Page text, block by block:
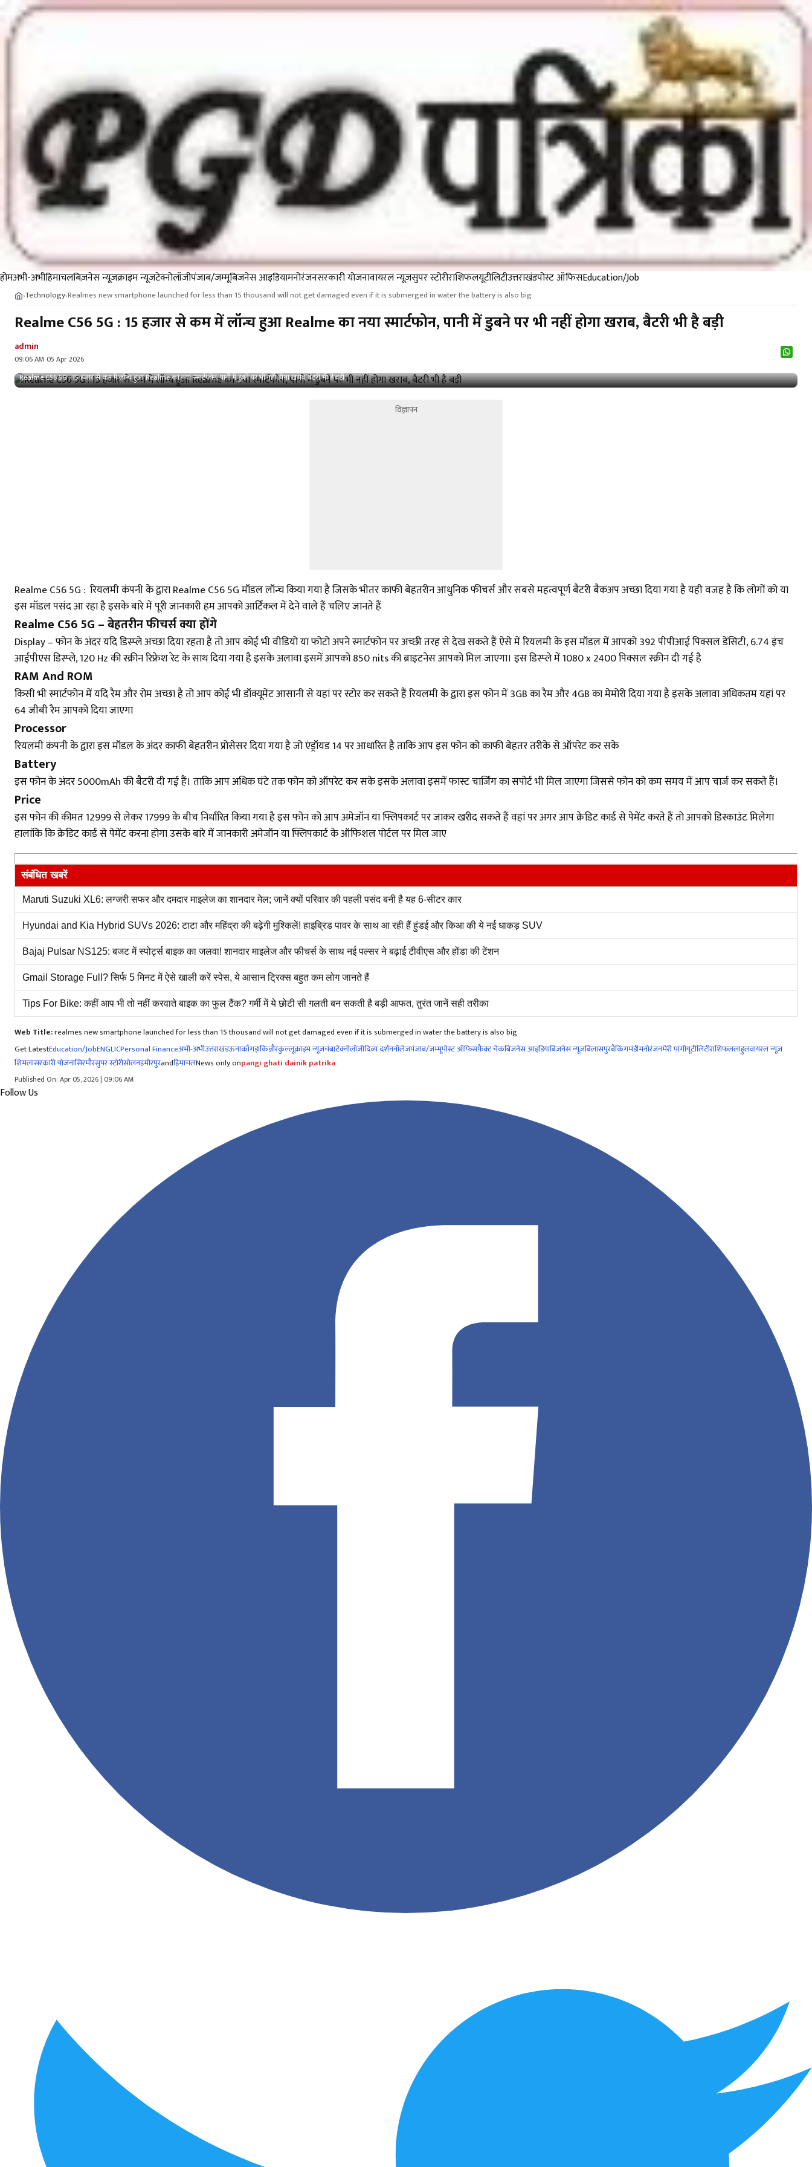
होमअभी-अभीहिमाचलबिज़नेस न्यूज़क्राइम न्यूजटेक्नोलॉजीपंजाब/जम्मूबिजनेस आइडियामनोरंजनसरकारी योजनावायरल न्यूज़सुपर स्टोरीराशिफलयूटीलिटीउत्तराखंडपोस्ट ऑफिसEducation/Job
›Technology›Realmes new smartphone launched for less than 15 thousand will not get damaged even if it is submerged in water the battery is also big
Realme C56 5G : 15 हजार से कम में लॉन्च हुआ Realme का नया स्मार्टफोन, पानी में डुबने पर भी नहीं होगा खराब, बैटरी भी है बड़ी
admin
09:06 AM 05 Apr 2026
Realme C56 5G : 15 हजार से कम में लॉन्च हुआ Realme का नया स्मार्टफोन, पानी में डुबने पर भी नहीं होगा खराब, बैटरी भी है बड़ी
विज्ञापन
Realme C56 5G : रियलमी कंपनी के द्वारा Realme C56 5G मॉडल लॉन्च किया गया है जिसके भीतर काफी बेहतरीन आधुनिक फीचर्स और सबसे महत्वपूर्ण बैटरी बैकअप अच्छा दिया गया है यही वजह है कि लोगों को या
इस मॉडल पसंद आ रहा है इसके बारे में पूरी जानकारी हम आपको आर्टिकल में देने वाले हैं चलिए जानते हैं
Realme C56 5G – बेहतरीन फीचर्स क्या होंगे
Display – फोन के अंदर यदि डिस्प्ले अच्छा दिया रहता है तो आप कोई भी वीडियो या फोटो अपने स्मार्टफोन पर अच्छी तरह से देख सकते हैं ऐसे में रियलमी के इस मॉडल में आपको 392 पीपीआई पिक्सल डेंसिटी, 6.74 इंच
आईपीएस डिस्प्ले, 120 Hz की स्क्रीन रिफ्रेश रेट के साथ दिया गया है इसके अलावा इसमें आपको 850 nits की ब्राइटनेस आपको मिल जाएगा। इस डिस्प्ले में 1080 x 2400 पिक्सल स्क्रीन दी गई है
RAM And ROM
किसी भी स्मार्टफोन में यदि रैम और रोम अच्छा है तो आप कोई भी डॉक्यूमेंट आसानी से यहां पर स्टोर कर सकते हैं रियलमी के द्वारा इस फोन में 3GB का रैम और 4GB का मेमोरी दिया गया है इसके अलावा अधिकतम यहां पर
64 जीबी रैम आपको दिया जाएगा
Processor
रियलमी कंपनी के द्वारा इस मॉडल के अंदर काफी बेहतरीन प्रोसेसर दिया गया है जो एंड्रॉयड 14 पर आधारित है ताकि आप इस फोन को काफी बेहतर तरीके से ऑपरेट कर सके
Battery
इस फोन के अंदर 5000mAh की बैटरी दी गई हैं। ताकि आप अधिक घंटे तक फोन को ऑपरेट कर सके इसके अलावा इसमें फास्ट चार्जिंग का सपोर्ट भी मिल जाएगा जिससे फोन को कम समय में आप चार्ज कर सकते हैं।
Price
इस फोन की कीमत 12999 से लेकर 17999 के बीच निर्धारित किया गया है इस फोन को आप अमेजॉन या फ्लिपकार्ट पर जाकर खरीद सकते हैं वहां पर अगर आप क्रेडिट कार्ड से पेमेंट करते हैं तो आपको डिस्काउंट मिलेगा
हालांकि कि क्रेडिट कार्ड से पेमेंट करना होगा उसके बारे में जानकारी अमेजॉन या फ्लिपकार्ट के ऑफिशल पोर्टल पर मिल जाए
संबंधित खबरें
Maruti Suzuki XL6: लग्जरी सफर और दमदार माइलेज का शानदार मेल; जानें क्यों परिवार की पहली पसंद बनी है यह 6-सीटर कार
Hyundai and Kia Hybrid SUVs 2026: टाटा और महिंद्रा की बढ़ेगी मुश्किलें! हाइब्रिड पावर के साथ आ रही हैं हुंडई और किआ की ये नई धाकड़ SUV
Bajaj Pulsar NS125: बजट में स्पोर्ट्स बाइक का जलवा! शानदार माइलेज और फीचर्स के साथ नई पल्सर ने बढ़ाई टीवीएस और होंडा की टेंशन
Gmail Storage Full? सिर्फ 5 मिनट में ऐसे खाली करें स्पेस, ये आसान ट्रिक्स बहुत कम लोग जानते हैं
Tips For Bike: कहीं आप भी तो नहीं करवाते बाइक का फुल टैंक? गर्मी में ये छोटी सी गलती बन सकती है बड़ी आफत, तुरंत जानें सही तरीका
Web Title:realmes new smartphone launched for less than 15 thousand will not get damaged even if it is submerged in water the battery is also big
Get LatestEducation/JobENGLICPersonal Financeअभी-अभीउत्तराखंडऊनाकाँगड़ाकिन्नौरकुल्लूक्राइम न्यूजचंबाटेक्नोलॉजीदिव्य दर्शननॉलेजपंजाब/जम्मूपोस्ट ऑफिसफ़ैक्ट चेकबिजनेस आइडियाबिज़नेस न्यूज़बिलासपुरबैंकिंगमंडीमनोरंजनमेरी पांगीयूटीलिटीराशिफललाहुलवायरल न्यूज़
शिमलासरकारी योजनासिरमौरसुपर स्टोरीसोलनहमीरपुरandहिमाचलNews only onpangi ghati dainik patrika
Published On: Apr 05, 2026 | 09:06 AM
Follow Us